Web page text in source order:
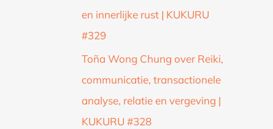
en innerlijke rust | KUKURU
#329
Toña Wong Chung over Reiki,
communicatie, transactionele
analyse, relatie en vergeving |
KUKURU #328